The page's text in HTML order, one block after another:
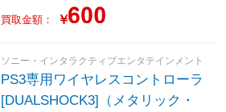
買取金額： ￥
ソニー・インタラクティブエンタテインメント
PS3専用ワイヤレスコントローラ
[DUALSHOCK3]（メタリック・